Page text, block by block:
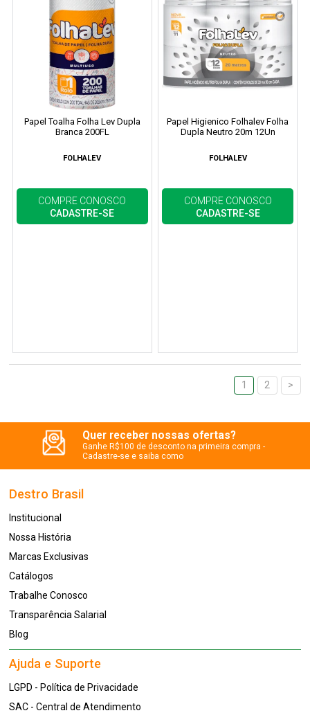
Papel Toalha Folha Lev Dupla
Branca 200FL
FOLHALEV
COMPRE CONOSCO
CADASTRE-SE
Papel Higienico Folhalev Folha
Dupla Neutro 20m 12Un
FOLHALEV
COMPRE CONOSCO
CADASTRE-SE
1 2 >
Quer receber nossas ofertas?
Ganhe R$100 de desconto na primeira compra -
Cadastre-se e saiba como
Destro Brasil
Institucional
Nossa História
Marcas Exclusivas
Catálogos
Trabalhe Conosco
Transparência Salarial
Blog
Ajuda e Suporte
LGPD - Política de Privacidade
SAC - Central de Atendimento